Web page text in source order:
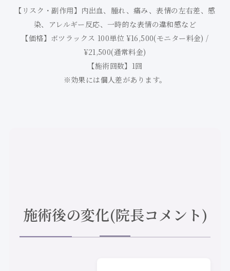
【リスク・副作用】内出血、腫れ、痛み、表情の左右差、感
染、アレルギー反応、一時的な表情の違和感など
【価格】ボツラックス 100単位 ¥16,500(モニター料金) /
¥21,500(通常料金)
【施術回数】1回
※効果には個人差があります。
施術後の変化(院長コメント)